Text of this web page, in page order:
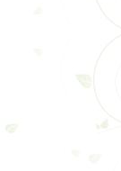
筑梦盛翔 共启新
云南省昆明市安宁
聚焦超高支模难题
凝心聚力守初心
温泉山谷国际康旅